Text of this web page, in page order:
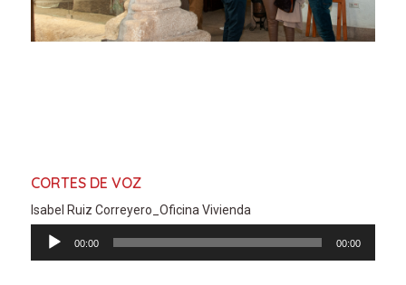
CORTES DE VOZ
Isabel Ruiz Correyero_Oficina Vivienda
Reproductor
00:00 00:00